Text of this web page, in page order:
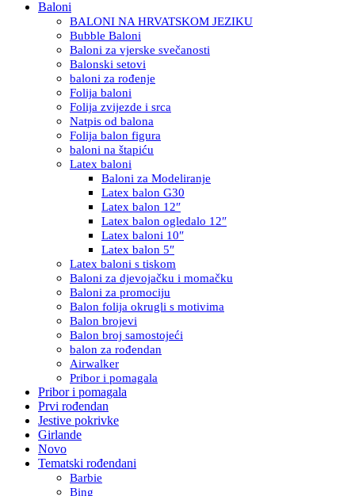
Baloni
BALONI NA HRVATSKOM JEZIKU
Bubble Baloni
Baloni za vjerske svečanosti
Balonski setovi
baloni za rođenje
Folija baloni
Folija zvijezde i srca
Natpis od balona
Folija balon figura
baloni na štapiću
Latex baloni
Baloni za Modeliranje
Latex balon G30
Latex balon 12″
Latex balon ogledalo 12″
Latex baloni 10″
Latex balon 5″
Latex baloni s tiskom
Baloni za djevojačku i momačku
Baloni za promociju
Balon folija okrugli s motivima
Balon brojevi
Balon broj samostojeći
balon za rođendan
Airwalker
Pribor i pomagala
Pribor i pomagala
Prvi rođendan
Jestive pokrivke
Girlande
Novo
Tematski rođendani
Barbie
Bing